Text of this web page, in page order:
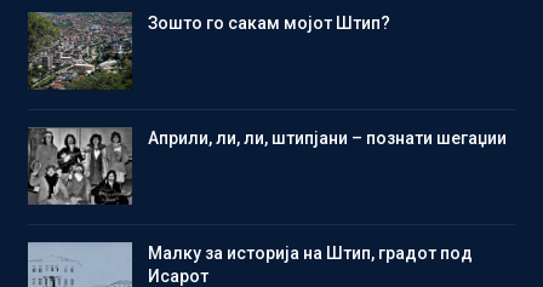
Зошто го сакам мојот Штип?
Aприли, ли, ли, штипјани – познати шегаџии
Малку за историја на Штип, градот под
Исарот